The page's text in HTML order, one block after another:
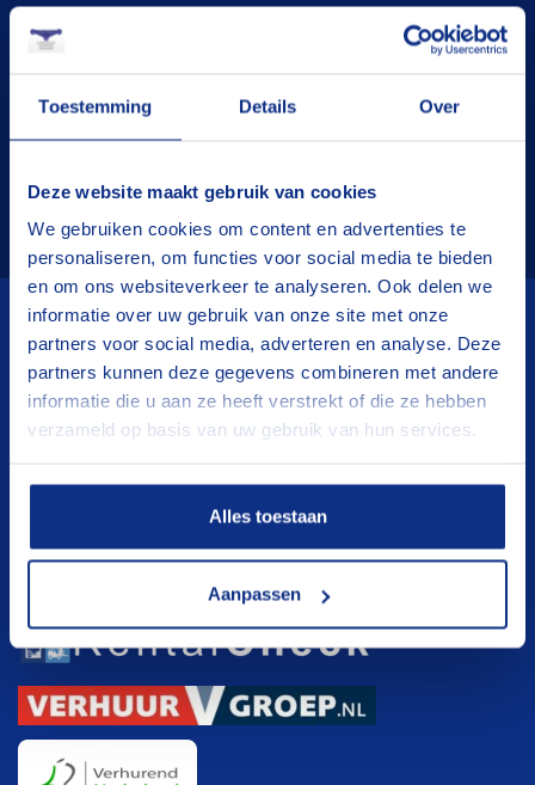
Toestemming Details Over
Deze website maakt gebruik van cookies
We gebruiken cookies om content en advertenties te
personaliseren, om functies voor social media te bieden
en om ons websiteverkeer te analyseren. Ook delen we
informatie over uw gebruik van onze site met onze
partners voor social media, adverteren en analyse. Deze
partners kunnen deze gegevens combineren met andere
informatie die u aan ze heeft verstrekt of die ze hebben
verzameld op basis van uw gebruik van hun services.
Alles toestaan
Aanpassen
Goed onderhouden
De juiste oplossing
Tevreden klanten
Wij verhuren
Aanhangwagens
Hoogwerkers
Verhuisliften
Klanten registratie